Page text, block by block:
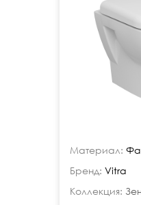
Материал:
Бренд: Vitra
Коллекция: